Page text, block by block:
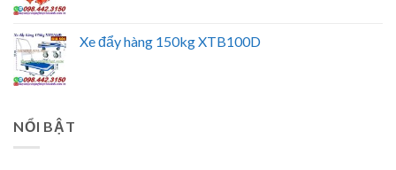
Xe đẩy hàng 150kg XTB100D
NỔI BẬT